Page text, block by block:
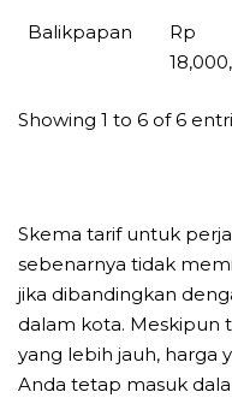
Balikpapan
Rp
Showing 1 to 6 of 6
Skema tarif untuk
sebenarnya tidak
jika dibandingkan
dalam kota. Meskipun
yang lebih jauh, harga
Anda tetap masuk